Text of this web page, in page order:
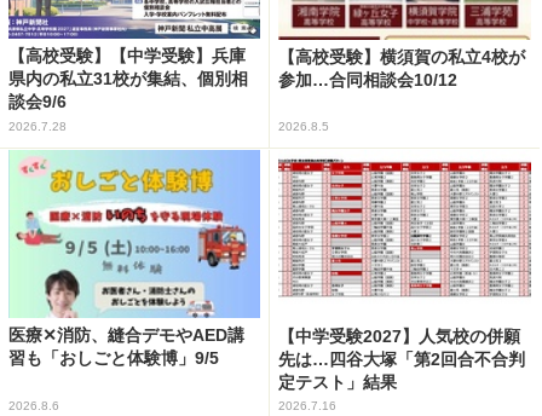
【高校受験】【中学受験】兵庫
県内の私立31校が集結、個別相
談会9/6
2026.7.28
【高校受験】横須賀の私立4校が
参加…合同相談会10/12
2026.8.5
医療✕消防、縫合デモやAED講
習も「おしごと体験博」9/5
2026.8.6
【中学受験2027】人気校の併願
先は…四谷大塚「第2回合不合判
定テスト」結果
2026.7.16